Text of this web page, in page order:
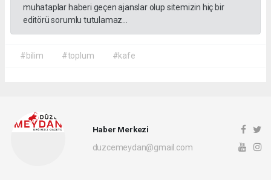
muhataplar haberi geçen ajanslar olup sitemizin hiç bir
editörü sorumlu tutulamaz...
#bilim #toplum #kafe
Haber Merkezi
duzcemeydan@gmail.com